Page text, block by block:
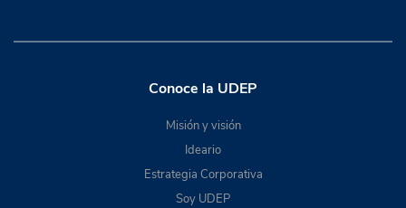
Conoce la UDEP
Misión y visión
Ideario
Estrategia Corporativa
Soy UDEP